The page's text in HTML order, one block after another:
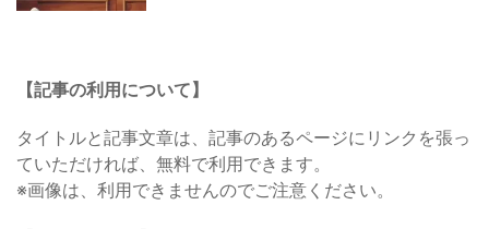
【記事の利用について】
タイトルと記事文章は、記事のあるページにリンクを張っ
ていただければ、無料で利用できます。
※画像は、利用できませんのでご注意ください。